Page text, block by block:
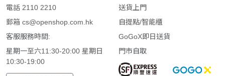
電話 2110 2210
郵箱 cs@openshop.com.hk
客服服務時間:
星期一至六11:30-20:00 星期日
10:30-19:00
送貨上門
自提點/智能櫃
GoGoX即日送貨
門市自取